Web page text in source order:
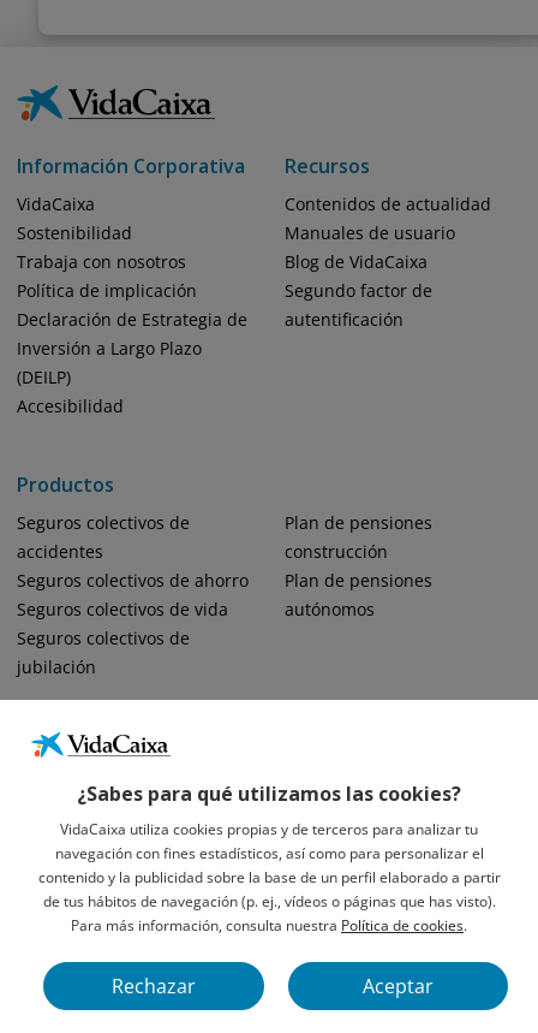
¿Sabes para qué utilizamos las cookies?
VidaCaixa utiliza cookies propias y de terceros para analizar tu
navegación con fines estadísticos, así como para personalizar el
contenido y la publicidad sobre la base de un perfil elaborado a partir
de tus hábitos de navegación (p. ej., vídeos o páginas que has visto).
Para más información, consulta nuestra Política de cookies.
Rechazar Aceptar
Información Corporativa
VidaCaixa
Sostenibilidad
Trabaja con nosotros
Política de implicación
Declaración de Estrategia de
Inversión a Largo Plazo
(DEILP)
Accesibilidad
Productos
Seguros colectivos de
accidentes
Seguros colectivos de ahorro
Seguros colectivos de vida
Seguros colectivos de
jubilación
Plan de pensiones
construcción
Plan de pensiones
autónomos
Recursos
Contenidos de actualidad
Manuales de usuario
Blog de VidaCaixa
Segundo factor de
autentificación
Informació Legal Sobre VidaCaixa, S.A.
Avís Legal
Privacidad
VidaCaixa S. A. U. Sociedad Unipersonal 2026.